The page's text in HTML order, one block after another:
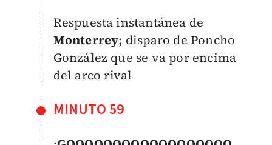
Respuesta instantánea de
Monterrey; disparo de Poncho
González que se va por encima
del arco rival
MINUTO 59